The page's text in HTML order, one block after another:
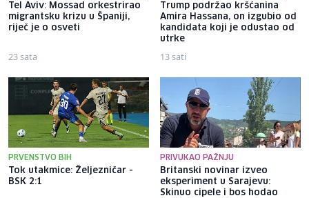
Tel Aviv: Mossad orkestrirao
migrantsku krizu u Španiji,
riječ je o osveti
23 sata
Trump podržao kršćanina
Amira Hassana, on izgubio od
kandidata koji je odustao od
utrke
13 sati
PRVENSTVO BIH
Tok utakmice: Željezničar -
BSK 2:1
PRIVUKAO PAŽNJU
Britanski novinar izveo
eksperiment u Sarajevu:
Skinuo cipele i bos hodao